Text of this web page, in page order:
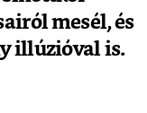
mesél, és
illúzióval is.